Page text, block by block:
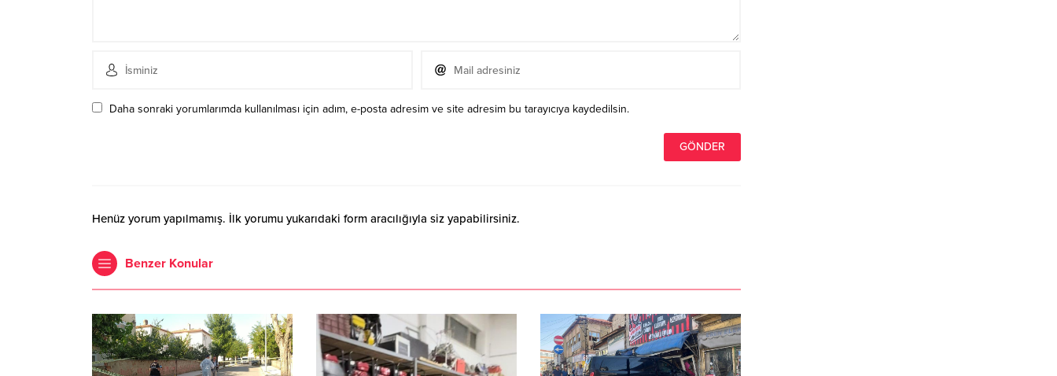
Daha sonraki yorumlarımda kullanılması için adım, e-posta adresim ve site adresim bu tarayıcıya kaydedilsin.
Henüz yorum yapılmamış. İlk yorumu yukarıdaki form aracılığıyla siz yapabilirsiniz.
Benzer Konular